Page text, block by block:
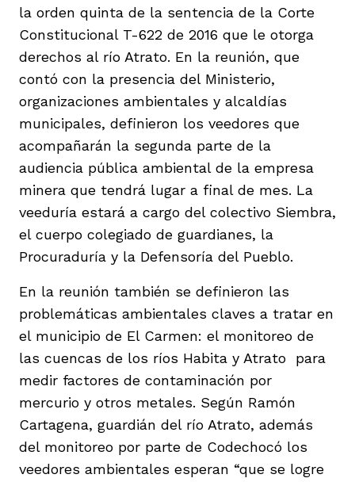
la orden quinta de la sentencia de la Corte
Constitucional T-622 de 2016 que le otorga
derechos al río Atrato. En la reunión, que
contó con la presencia del Ministerio,
organizaciones ambientales y alcaldías
municipales, definieron los veedores que
acompañarán la segunda parte de la
audiencia pública ambiental de la empresa
minera que tendrá lugar a final de mes. La
veeduría estará a cargo del colectivo Siembra,
el cuerpo colegiado de guardianes, la
Procuraduría y la Defensoría del Pueblo.
En la reunión también se definieron las
problemáticas ambientales claves a tratar en
el municipio de El Carmen: el monitoreo de
las cuencas de los ríos Habita y Atrato para
medir factores de contaminación por
mercurio y otros metales. Según Ramón
Cartagena, guardián del río Atrato, además
del monitoreo por parte de Codechocó los
veedores ambientales esperan “que se logre